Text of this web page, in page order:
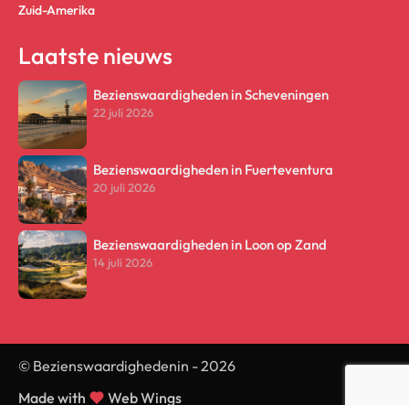
Zuid-Amerika
Laatste nieuws
Bezienswaardigheden in Scheveningen
22 juli 2026
Bezienswaardigheden in Fuerteventura
20 juli 2026
Bezienswaardigheden in Loon op Zand
14 juli 2026
© Bezienswaardighedenin - 2026
Made with
Web Wings